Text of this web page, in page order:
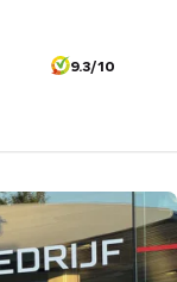
9.3/10